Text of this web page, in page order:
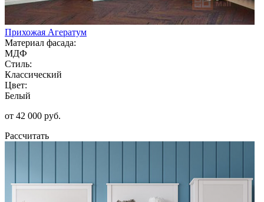
Прихожая Агератум
Материал фасада:
МДФ
Стиль:
Классический
Цвет:
Белый
от 42 000 руб.
Рассчитать